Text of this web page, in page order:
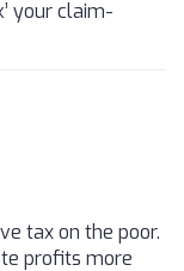
your claim-
tax on the poor.
profits more